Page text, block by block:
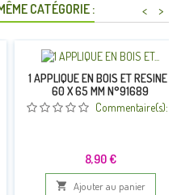
CATÉGORIE : >
<
1 APPLIQUE EN BOIS ET RESINE :
60 X 65 MM N°91689
Commentaire(s):
Prix
8,90 €
 Ajouter au panier